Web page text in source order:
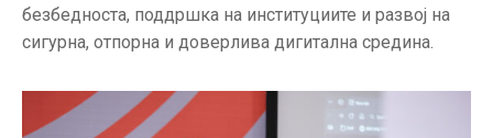
безбедноста, поддршка на институциите и развој на
сигурна, отпорна и доверлива дигитална средина.